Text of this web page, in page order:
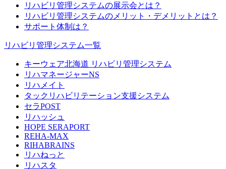
リハビリ管理システムの展示会とは？
リハビリ管理システムのメリット・デメリットとは？
サポート体制は？
リハビリ管理システム一覧
キーウェア北海道 リハビリ管理システム
リハマネージャーNS
リハメイト
タックリハビリテーション支援システム
セラPOST
リハッシュ
HOPE SERAPORT
REHA-MAX
RIHABRAINS
リハねっと
リハスタ